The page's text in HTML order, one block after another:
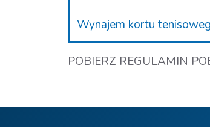
Wynajem kortu
POBIERZ REGULAMIN